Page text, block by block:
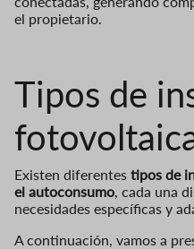
el propietario.
Tipos de
Existen diferentes tipos de
el autoconsumo, cada una
necesidades específicas y
A continuación, vamos a